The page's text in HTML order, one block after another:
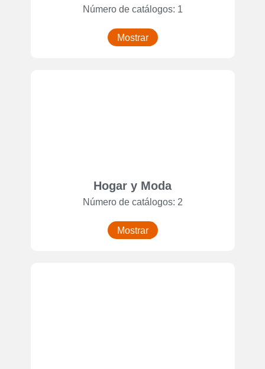
Número de catálogos: 1
Mostrar
Hogar y Moda
Número de catálogos: 2
Mostrar